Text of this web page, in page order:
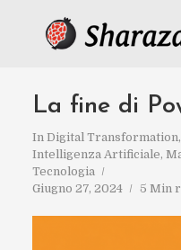
La fine di
In Digital Transformation,
Intelligenza Artificiale,
Tecnologia
Giugno 27, 2024
5 Min